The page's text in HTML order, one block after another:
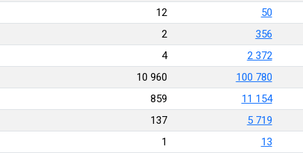
12 50
2 356
4 2 372
10 960 100 780
859 11 154
137 5 719
1 13